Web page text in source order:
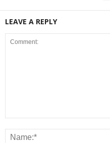
LEAVE A REPLY